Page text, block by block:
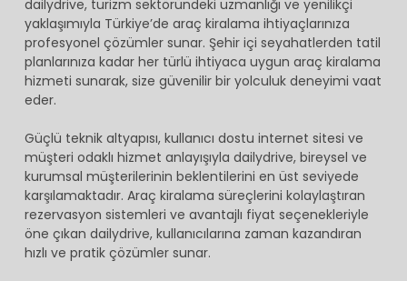
dailydrive, turizm sektöründeki uzmanlığı ve yenilikçi
yaklaşımıyla Türkiye’de araç kiralama ihtiyaçlarınıza
profesyonel çözümler sunar. Şehir içi seyahatlerden tatil
planlarınıza kadar her türlü ihtiyaca uygun araç kiralama
hizmeti sunarak, size güvenilir bir yolculuk deneyimi vaat
eder.
Güçlü teknik altyapısı, kullanıcı dostu internet sitesi ve
müşteri odaklı hizmet anlayışıyla dailydrive, bireysel ve
kurumsal müşterilerinin beklentilerini en üst seviyede
karşılamaktadır. Araç kiralama süreçlerini kolaylaştıran
rezervasyon sistemleri ve avantajlı fiyat seçenekleriyle
öne çıkan dailydrive, kullanıcılarına zaman kazandıran
hızlı ve pratik çözümler sunar.